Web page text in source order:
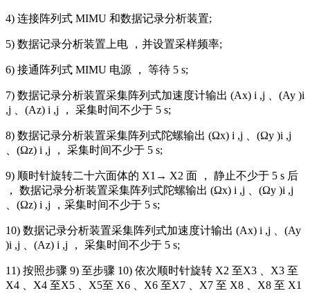
4) 连接阵列式 MIMU 和数据记录分析装置;
5) 数据记录分析装置上电 ，并设置采样频率;
6) 接通阵列式 MIMU 电源 ， 等待 5 s;
7) 数据记录分析装置采集阵列式加速度计输出 (Ax) i ,j 、(Ay )i
,j 、(Az) i ,j ， 采集时间不少于 5 s;
8) 数据记录分析装置采集阵列式陀螺输出 (Ωx) i ,j 、(Ωy )i ,j
、(Ωz) i ,j ， 采集时间不少于 5 s;
9) 顺时针旋转二十六面体的 X1→ X2 面 ， 静止不少于 5 s 后
， 数据记录分析装置采集阵列式陀螺输出 (Ωx) i ,j 、(Ωy )i ,j
、(Ωz) i ,j ，采集时间不少于 5 s;
10) 数据记录分析装置采集阵列式加速度计输出 (Ax) i ,j 、(Ay
)i ,j 、(Az) i ,j ， 采集时间不少于 5 s;
11) 按照步骤 9) 至步骤 10) 依次顺时针旋转 X2 至X3 、X3 至
X4 、X4 至X5 、X5至 X6 、X6 至X7 、X7 至 X8 、X8 至 X1